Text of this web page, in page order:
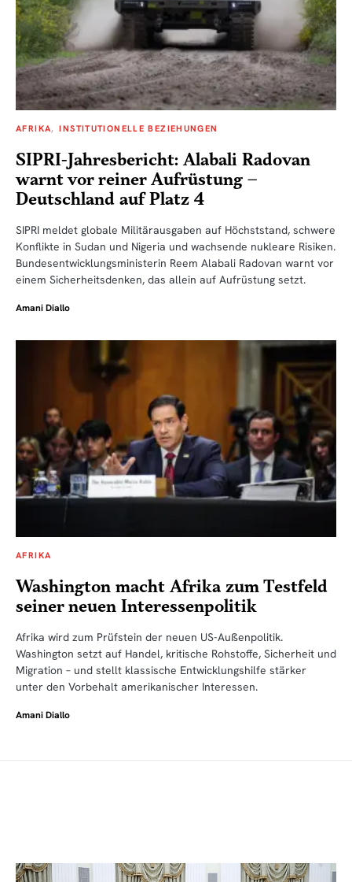
AFRIKA INSTITUTIONELLE BEZIEHUNGEN
SIPRI-Jahresbericht: Alabali Radovan
warnt vor reiner Aufrüstung –
Deutschland auf Platz 4
SIPRI meldet globale Militärausgaben auf Höchststand, schwere
Konflikte in Sudan und Nigeria und wachsende nukleare Risiken.
Bundesentwicklungsministerin Reem Alabali Radovan warnt vor
einem Sicherheitsdenken, das allein auf Aufrüstung setzt.
Amani Diallo
AFRIKA
Washington macht Afrika zum Testfeld
seiner neuen Interessenpolitik
Afrika wird zum Prüfstein der neuen US-Außenpolitik.
Washington setzt auf Handel, kritische Rohstoffe, Sicherheit und
Migration – und stellt klassische Entwicklungshilfe stärker
unter den Vorbehalt amerikanischer Interessen.
Amani Diallo